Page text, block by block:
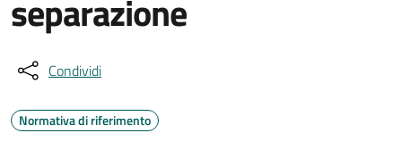
separazione
Condividi
Normativa di riferimento